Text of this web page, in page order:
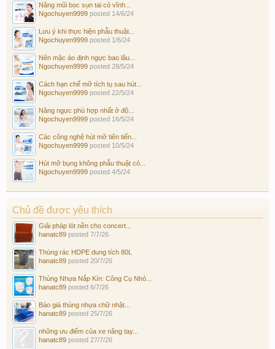
Nâng mũi bọc sụn tai có vĩnh...
Ngochuyen9999 posted 14/6/24
Lưu ý khi thực hiện phẫu thuật...
Ngochuyen9999 posted 1/6/24
Nên mặc áo định ngực bao lâu...
Ngochuyen9999 posted 28/5/24
Cách hạn chế mỡ tích tụ sau hút...
Ngochuyen9999 posted 22/5/24
Nâng ngực phù hợp nhất ở độ...
Ngochuyen9999 posted 16/5/24
Các công nghệ hút mỡ tiên tiến...
Ngochuyen9999 posted 10/5/24
Hút mỡ bụng không phẫu thuật có...
Ngochuyen9999 posted 4/5/24
Chủ đề được yêu thích
Giải pháp lót nền cho concert...
hanatc89 posted 7/7/26
Thùng rác HDPE dung tích 80L
hanatc89 posted 20/7/26
Thùng Nhựa Nắp Kín: Công Cụ Nhỏ...
hanatc89 posted 6/7/26
Báo giá thùng nhựa chữ nhật...
hanatc89 posted 25/7/26
những ưu điểm của xe nâng tay...
hanatc89 posted 27/7/26